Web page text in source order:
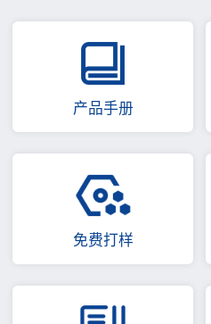
产品手册
免费打样